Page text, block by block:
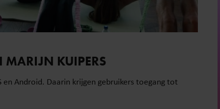
KUIPERS
Android. Daarin krijgen gebruikers toegang tot